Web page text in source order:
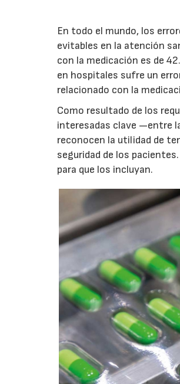
En todo el mundo, los
evitables en la atención
con la medicación es de
en hospitales sufre un
relacionado con la
Como resultado de los
interesadas clave —entre
reconocen la utilidad de
seguridad de los
para que los incluyan.